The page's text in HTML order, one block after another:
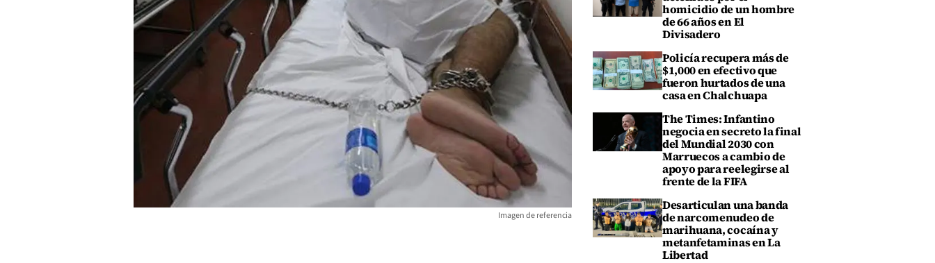
Imagen de referencia
homicidio de un hombre
de 66 años en El
Divisadero
Policía recupera más de
$1,000 en efectivo que
fueron hurtados de una
casa en Chalchuapa
The Times: Infantino
negocia en secreto la final
del Mundial 2030 con
Marruecos a cambio de
apoyo para reelegirse al
frente de la FIFA
Desarticulan una banda
de narcomenudeo de
marihuana, cocaína y
metanfetaminas en La
Libertad